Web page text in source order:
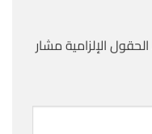
الحقول الإلزامية مشار